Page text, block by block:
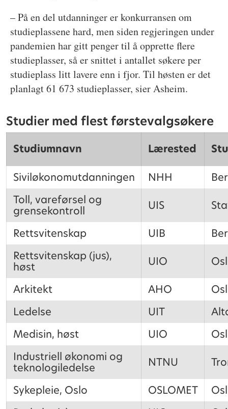
– På en del utdanninger er konkurransen om
studieplassene hard, men siden regjeringen under
pandemien har gitt penger til å opprette flere
studieplasser, så er snittet i antallet søkere per
studieplass litt lavere enn i fjor. Til høsten er det
planlagt 61 673 studieplasser, sier Asheim.
Studier med flest førstevalgsøkere
Studiumnavn Lærested
Siviløkonomutdanningen
NHH
Toll, vareførsel og
grensekontroll UIS
Rettsvitenskap
UIB
Rettsvitenskap (jus),
høst UIO
Arkitekt
AHO
Ledelse
UIT
Medisin, høst
UIO
Industriell økonomi og
teknologiledelse NTNU
Sykepleie, Oslo
OSLOMET